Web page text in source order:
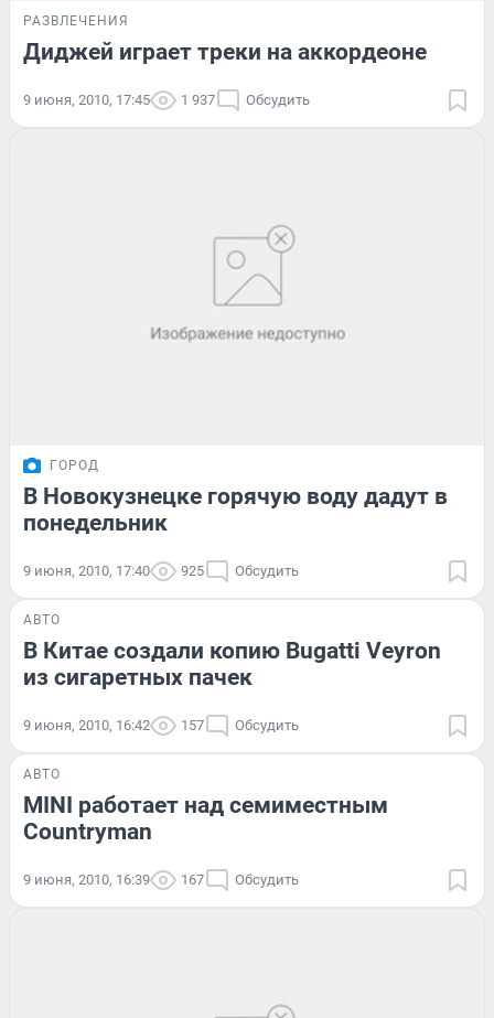
РАЗВЛЕЧЕНИЯ
Диджей играет треки на аккордеоне
9 июня, 2010, 17:45 1 937 Обсудить
ГОРОД
В Новокузнецке горячую воду дадут в
понедельник
9 июня, 2010, 17:40 925 Обсудить
АВТО
В Китае создали копию Bugatti Veyron
из сигаретных пачек
9 июня, 2010, 16:42 157 Обсудить
АВТО
MINI работает над семиместным
Countryman
9 июня, 2010, 16:39 167 Обсудить